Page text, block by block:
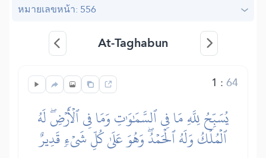
หมายเลขหน้า: 556
At-Taghabun
1 :64
يُسَبِّحُ لِلَّهِ مَا فِي ٱلسَّمَٰوَٰتِ وَمَا فِي ٱلۡأَرۡضِۖ لَهُ
ٱلۡمُلۡكُ وَلَهُ ٱلۡحَمۡدُۖ وَهُوَ عَلَىٰ كُلِّ شَيۡءٖ قَدِيرٌ